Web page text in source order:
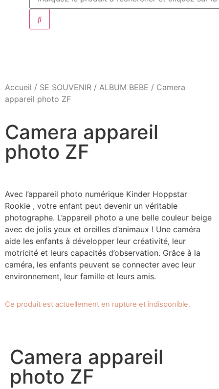
Accueil / SE SOUVENIR / ALBUM BEBE / Camera
appareil photo ZF
Camera appareil
photo ZF
Avec l’appareil photo numérique Kinder Hoppstar
Rookie , votre enfant peut devenir un véritable
photographe. L’appareil photo a une belle couleur beige
avec de jolis yeux et oreilles d’animaux ! Une caméra
aide les enfants à développer leur créativité, leur
motricité et leurs capacités d’observation. Grâce à la
caméra, les enfants peuvent se connecter avec leur
environnement, leur famille et leurs amis.
Ce produit est actuellement en rupture et indisponible.
Camera appareil
photo ZF